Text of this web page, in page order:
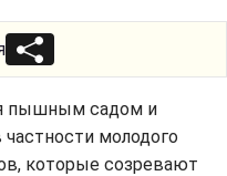
пышным садом и
молодого
которые созревают